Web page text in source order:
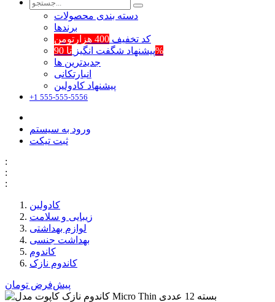
دسته بندی محصولات
برند‌ها
کد تخفیف 400 هزارتومن
پیشنهاد شگفت انگیزتا 90%
جدیدترین ها
انبارتکانی
پیشنهاد کادولین
+1 555-555-5556
ورود به سیستم
ثبت تیکت
:
:
:
کادولین
زیبایی و سلامت
لوازم بهداشتی
بهداشت جنسی
کاندوم
کاندوم نازک
پیش‌فرض تومان